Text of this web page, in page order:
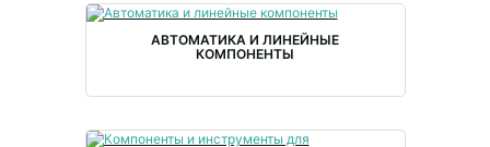
АВТОМАТИКА И ЛИНЕЙНЫЕ
КОМПОНЕНТЫ